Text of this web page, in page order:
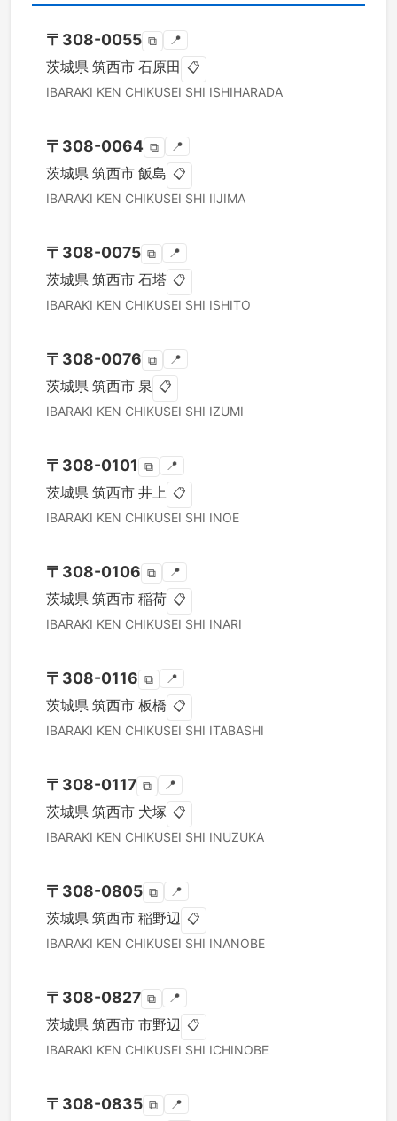
〒 308-0055 ⧉ 📍
茨城県 筑西市 石原田 📋
IBARAKI KEN CHIKUSEI SHI ISHIHARADA
〒 308-0064 ⧉ 📍
茨城県 筑西市 飯島 📋
IBARAKI KEN CHIKUSEI SHI IIJIMA
〒 308-0075 ⧉ 📍
茨城県 筑西市 石塔 📋
IBARAKI KEN CHIKUSEI SHI ISHITO
〒 308-0076 ⧉ 📍
茨城県 筑西市 泉 📋
IBARAKI KEN CHIKUSEI SHI IZUMI
〒 308-0101 ⧉ 📍
茨城県 筑西市 井上 📋
IBARAKI KEN CHIKUSEI SHI INOE
〒 308-0106 ⧉ 📍
茨城県 筑西市 稲荷 📋
IBARAKI KEN CHIKUSEI SHI INARI
〒 308-0116 ⧉ 📍
茨城県 筑西市 板橋 📋
IBARAKI KEN CHIKUSEI SHI ITABASHI
〒 308-0117 ⧉ 📍
茨城県 筑西市 犬塚 📋
IBARAKI KEN CHIKUSEI SHI INUZUKA
〒 308-0805 ⧉ 📍
茨城県 筑西市 稲野辺 📋
IBARAKI KEN CHIKUSEI SHI INANOBE
〒 308-0827 ⧉ 📍
茨城県 筑西市 市野辺 📋
IBARAKI KEN CHIKUSEI SHI ICHINOBE
〒 308-0835 ⧉ 📍